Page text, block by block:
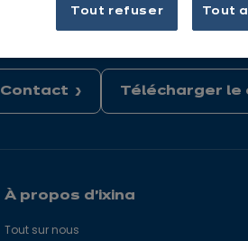
Contact Télécharger le
À propos d'ixina
Tout sur nous
Tout refuser Tout